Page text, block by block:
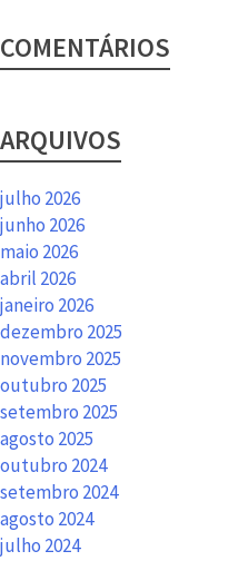
COMENTÁRIOS
ARQUIVOS
julho 2026
junho 2026
maio 2026
abril 2026
janeiro 2026
dezembro 2025
novembro 2025
outubro 2025
setembro 2025
agosto 2025
outubro 2024
setembro 2024
agosto 2024
julho 2024